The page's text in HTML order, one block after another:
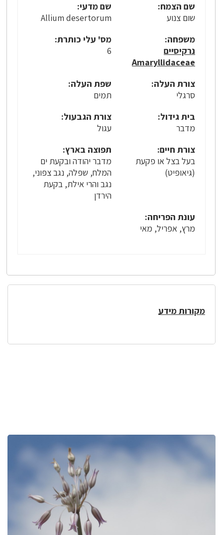
שם הצמח:
שום צנוע
שם מדעי:
Allium desertorum
משפחה:
נרקיסיים
Amaryllidaceae
מס' עלי כותרת:
6
צורת העלה:
סרגלי
שפת העלה:
תמים
בית גידול:
מדבר
צורת הגבעול:
עגול
צורת חיים:
בעל בצל או פקעת
(גיאופיט)
תפוצה בארץ:
מדבר יהודה ובקעת ים
המלח, שפלה, נגב צפוני,
נגב והרי אילת, בקעת
הירדן
עונת הפריחה:
מרץ, אפריל, מאי
מקורות מידע